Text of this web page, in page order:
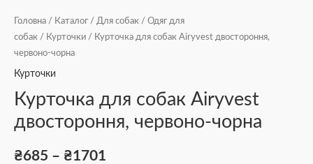
Головна / Каталог / Для собак / Одяг для
собак / Курточки / Курточка для собак Airyvest двостороння,
червоно-чорна
Курточки
Курточка для собак Airyvest
двостороння, червоно-чорна
₴685 – ₴1701